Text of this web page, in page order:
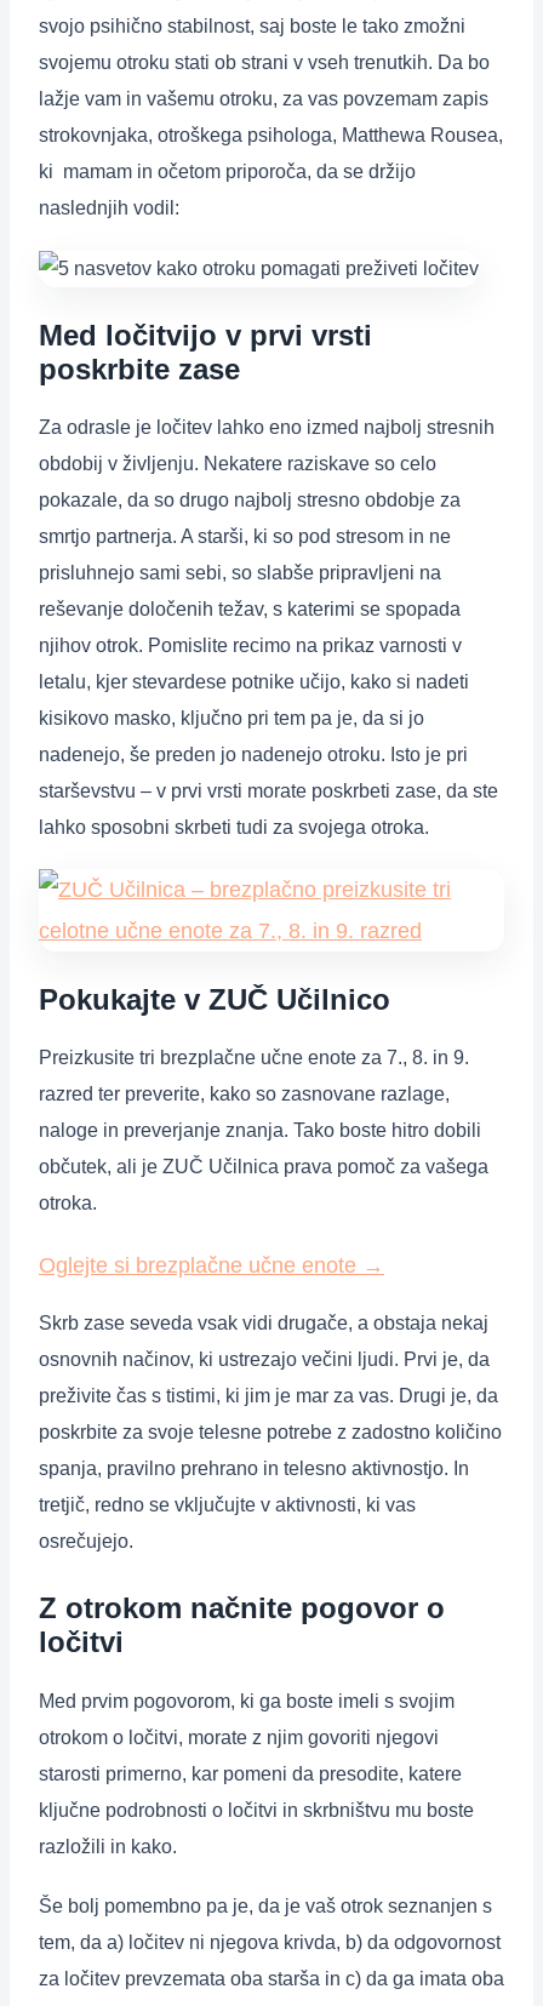
svojo psihično stabilnost, saj boste le tako zmožni
svojemu otroku stati ob strani v vseh trenutkih. Da bo
lažje vam in vašemu otroku, za vas povzemam zapis
strokovnjaka, otroškega psihologa, Matthewa Rousea,
ki mamam in očetom priporoča, da se držijo
naslednjih vodil:
Med ločitvijo v prvi vrsti
poskrbite zase
Za odrasle je ločitev lahko eno izmed najbolj stresnih
obdobij v življenju. Nekatere raziskave so celo
pokazale, da so drugo najbolj stresno obdobje za
smrtjo partnerja. A starši, ki so pod stresom in ne
prisluhnejo sami sebi, so slabše pripravljeni na
reševanje določenih težav, s katerimi se spopada
njihov otrok. Pomislite recimo na prikaz varnosti v
letalu, kjer stevardese potnike učijo, kako si nadeti
kisikovo masko, ključno pri tem pa je, da si jo
nadenejo, še preden jo nadenejo otroku. Isto je pri
starševstvu – v prvi vrsti morate poskrbeti zase, da ste
lahko sposobni skrbeti tudi za svojega otroka.
Pokukajte v ZUČ Učilnico
Preizkusite tri brezplačne učne enote za 7., 8. in 9.
razred ter preverite, kako so zasnovane razlage,
naloge in preverjanje znanja. Tako boste hitro dobili
občutek, ali je ZUČ Učilnica prava pomoč za vašega
otroka.
Oglejte si brezplačne učne enote →
Skrb zase seveda vsak vidi drugače, a obstaja nekaj
osnovnih načinov, ki ustrezajo večini ljudi. Prvi je, da
preživite čas s tistimi, ki jim je mar za vas. Drugi je, da
poskrbite za svoje telesne potrebe z zadostno količino
spanja, pravilno prehrano in telesno aktivnostjo. In
tretjič, redno se vključujte v aktivnosti, ki vas
osrečujejo.
Z otrokom načnite pogovor o
ločitvi
Med prvim pogovorom, ki ga boste imeli s svojim
otrokom o ločitvi, morate z njim govoriti njegovi
starosti primerno, kar pomeni da presodite, katere
ključne podrobnosti o ločitvi in skrbništvu mu boste
razložili in kako.
Še bolj pomembno pa je, da je vaš otrok seznanjen s
tem, da a) ločitev ni njegova krivda, b) da odgovornost
za ločitev prevzemata oba starša in c) da ga imata oba